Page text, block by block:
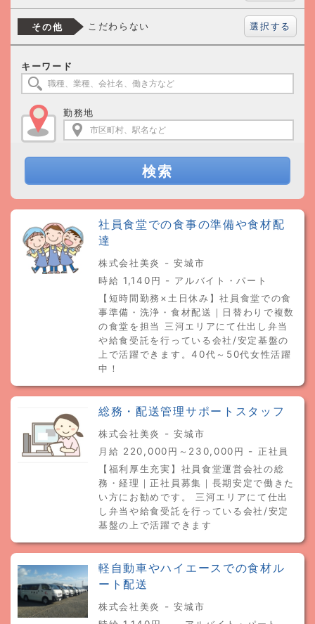
その他 こだわらない 選択する
キーワード
勤務地
検索
社員食堂での食事の準備や食材配
達
株式会社美炎 - 安城市
時給 1,140円 - アルバイト・パート
【短時間勤務×土日休み】社員食堂での食
事準備・洗浄・食材配送｜日替わりで複数
の食堂を担当 三河エリアにて仕出し弁当
や給食受託を行っている会社/安定基盤の
上で活躍できます。40代～50代女性活躍
中！
総務・配送管理サポートスタッフ
株式会社美炎 - 安城市
月給 220,000円～230,000円 - 正社員
【福利厚生充実】社員食堂運営会社の総
務・経理｜正社員募集｜長期安定で働きた
い方にお勧めです。 三河エリアにて仕出
し弁当や給食受託を行っている会社/安定
基盤の上で活躍できます
軽自動車やハイエースでの食材ル
ート配送
株式会社美炎 - 安城市